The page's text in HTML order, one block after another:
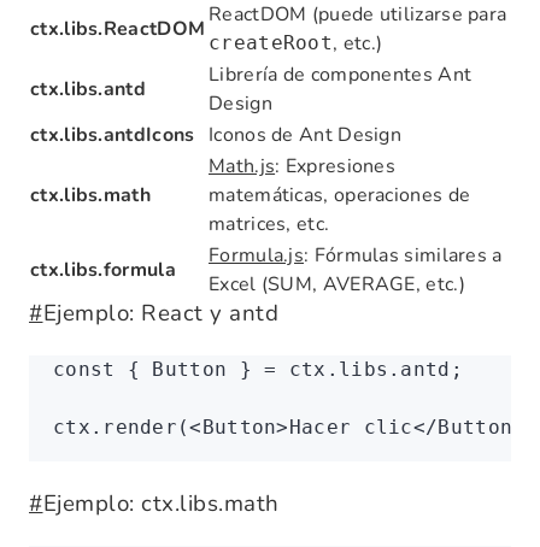
ctx.libs.ReactDOM
ReactDOM (puede utilizarse para
createRoot, etc.)
ctx.libs.antd
Librería de componentes Ant
Design
ctx.libs.antdIcons Iconos de Ant Design
ctx.libs.math
Math.js: Expresiones
matemáticas, operaciones de
matrices, etc.
ctx.libs.formula
Formula.js: Fórmulas similares a
Excel (SUM, AVERAGE, etc.)
#Ejemplo: React y antd
const { Button } = ctx . libs .antd;
ctx .render (<Button>Hacer clic</Button
#Ejemplo: ctx.libs.math